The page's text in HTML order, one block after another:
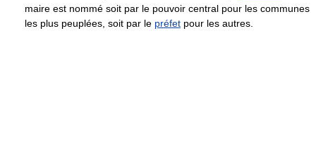
maire est nommé soit par le pouvoir central pour les communes
les plus peuplées, soit par le préfet pour les autres.